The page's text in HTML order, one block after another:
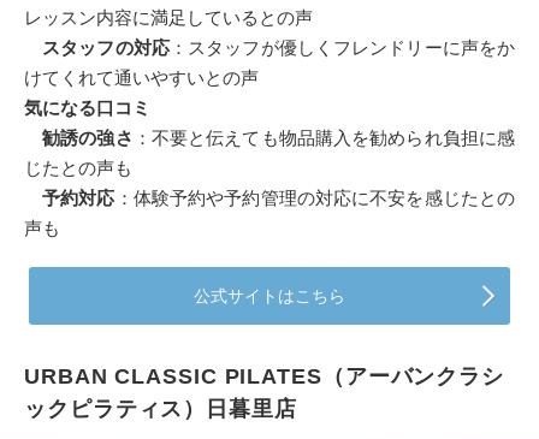
レッスン内容に満足しているとの声
スタッフの対応：スタッフが優しくフレンドリーに声をか
けてくれて通いやすいとの声
気になる口コミ
勧誘の強さ ：不要と伝えても物品購入を勧められ負担に感
じたとの声も
予約対応 ：体験予約や予約管理の対応に不安を感じたとの
声も
公式サイトはこちら
URBAN CLASSIC PILATES（アーバンクラシ
ックピラティス）日暮里店